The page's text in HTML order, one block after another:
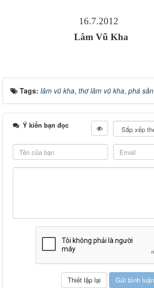
16.7.2012
Lâm Vũ Kha
Tags: lâm vũ kha, thơ lâm vũ kha, phá sản
Ý kiến bạn đọc